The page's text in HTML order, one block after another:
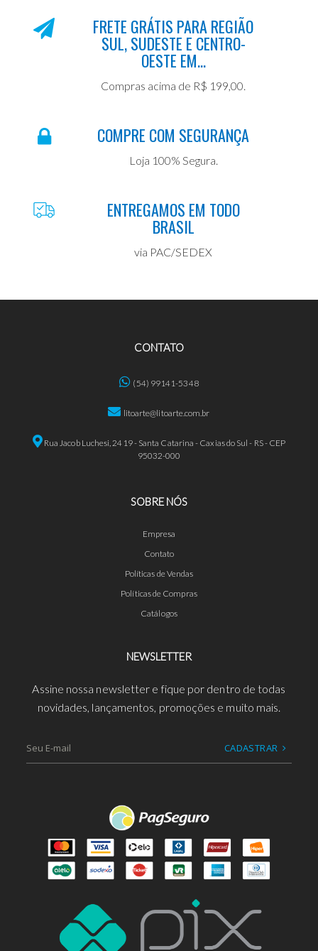
FRETE GRÁTIS PARA REGIÃO
SUL, SUDESTE E CENTRO-
OESTE EM...
Compras acima de R$ 199,00.
COMPRE COM SEGURANÇA
Loja 100% Segura.
ENTREGAMOS EM TODO
BRASIL
via PAC/SEDEX
CONTATO
(54) 99141-5348
litoarte@litoarte.com.br
Rua Jacob Luchesi, 2419 - Santa Catarina - Caxias do Sul - RS - CEP
95032-000
SOBRE NÓS
Empresa
Contato
Políticas de Vendas
Políticas de Compras
Catálogos
NEWSLETTER
Assine nossa newsletter e fique por dentro de todas
novidades, lançamentos, promoções e muito mais.
CADASTRAR